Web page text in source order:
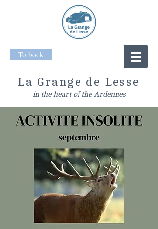
To book
La Grange de Lesse
in the heart of the Ardennes